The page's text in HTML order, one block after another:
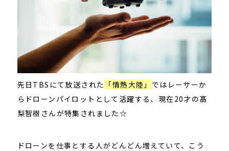
先日TBSにて放送された 「情熱大陸」 ではレーサーか
らドローンパイロットとして活躍する、現在20才の髙
梨智樹さんが特集されました☆
ドローンを仕事とする人がどんどん増えていて、こう